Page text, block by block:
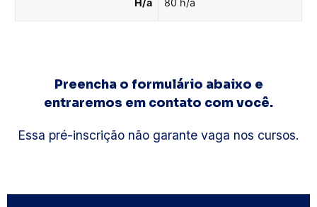
Preencha o formulário abaixo e
entraremos em contato com você.
Essa pré-inscrição não garante vaga nos cursos.